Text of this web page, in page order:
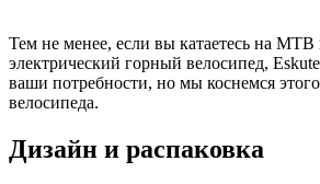
Тем не менее, если вы катаетесь на MTB
электрический горный велосипед,
ваши потребности, но мы коснемся
велосипеда.
Дизайн и распаковка